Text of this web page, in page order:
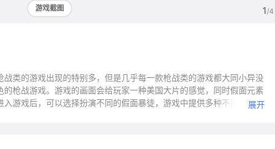
1/4
游戏截图
的游戏出现的特别多，但是几乎每一款枪战类的游戏都大同小异没
枪战游戏。游戏的画面会给玩家一种美国大片的感觉，同时假面元素
游戏后，可以选择扮演不同的假面暴徒，游戏中提供多种不同的枪械
展开